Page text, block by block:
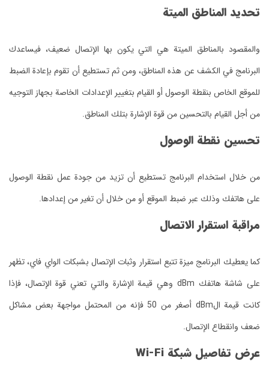
تحديد المناطق الميتة
والمقصود بالمناطق الميتة هي التي يكون بها الإتصال ضعيف، فيساعدك
البرنامج في الكشف عن هذه المناطق، ومن ثم تستطيع أن تقوم بإعادة الضبط
للموقع الخاص بنقطة الوصول أو القيام بتغيير الإعدادات الخاصة بجهاز التوجيه
من أجل القيام بالتحسين من قوة الإشارة بتلك المناطق.
تحسين نقطة الوصول
من خلال استخدام البرنامج تستطيع أن تزيد من جودة عمل نقطة الوصول
على هاتفك وذلك عبر ضبط الموقع أو من خلال أن تغير من إعدادها.
مراقبة استقرار الاتصال
كما يعطيك البرنامج ميزة تتبع استقرار وثبات الإتصال بشبكات الواي فاي، تظهر
على شاشة هاتفك dBm وهي قيمة الإشارة والتي تعني قوة الإتصال، فإذا
كانت قيمة الdBm أصغر من 50 فإنه من المحتمل مواجهة بعض مشاكل
ضعف وانقطاع الإتصال.
عرض تفاصيل شبكة Wi-Fi